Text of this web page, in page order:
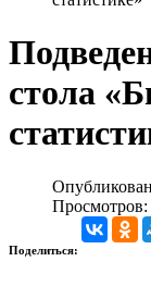
стола
Просмотров:
Поделиться: